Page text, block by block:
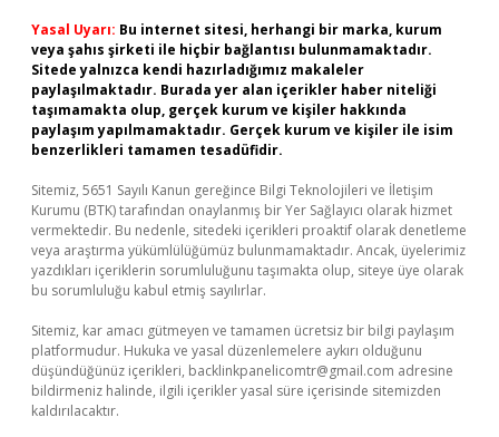
Yasal Uyarı: Bu internet sitesi, herhangi bir marka, kurum
veya şahıs şirketi ile hiçbir bağlantısı bulunmamaktadır.
Sitede yalnızca kendi hazırladığımız makaleler
paylaşılmaktadır. Burada yer alan içerikler haber niteliği
taşımamakta olup, gerçek kurum ve kişiler hakkında
paylaşım yapılmamaktadır. Gerçek kurum ve kişiler ile isim
benzerlikleri tamamen tesadüfidir.
Sitemiz, 5651 Sayılı Kanun gereğince Bilgi Teknolojileri ve İletişim
Kurumu (BTK) tarafından onaylanmış bir Yer Sağlayıcı olarak hizmet
vermektedir. Bu nedenle, sitedeki içerikleri proaktif olarak denetleme
veya araştırma yükümlülüğümüz bulunmamaktadır. Ancak, üyelerimiz
yazdıkları içeriklerin sorumluluğunu taşımakta olup, siteye üye olarak
bu sorumluluğu kabul etmiş sayılırlar.
Sitemiz, kar amacı gütmeyen ve tamamen ücretsiz bir bilgi paylaşım
platformudur. Hukuka ve yasal düzenlemelere aykırı olduğunu
düşündüğünüz içerikleri, backlinkpanelicomtr@gmail.com adresine
bildirmeniz halinde, ilgili içerikler yasal süre içerisinde sitemizden
kaldırılacaktır.